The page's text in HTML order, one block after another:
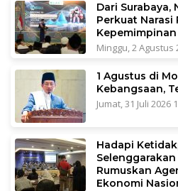
Dari Surabaya,
Perkuat Narasi
Minggu, 2 Agustus
1 Agustus di
Kebangsaan,
Jumat, 31 Juli 2026
Hadapi
Rumuskan
Ekonomi